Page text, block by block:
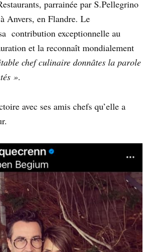
parrainée par S.Pellegrino
Anvers, en Flandre. Le
contribution exceptionnelle au
et la reconnaît mondialement
chef culinaire donnâtes la parole
».
avec ses amis chefs qu’elle a